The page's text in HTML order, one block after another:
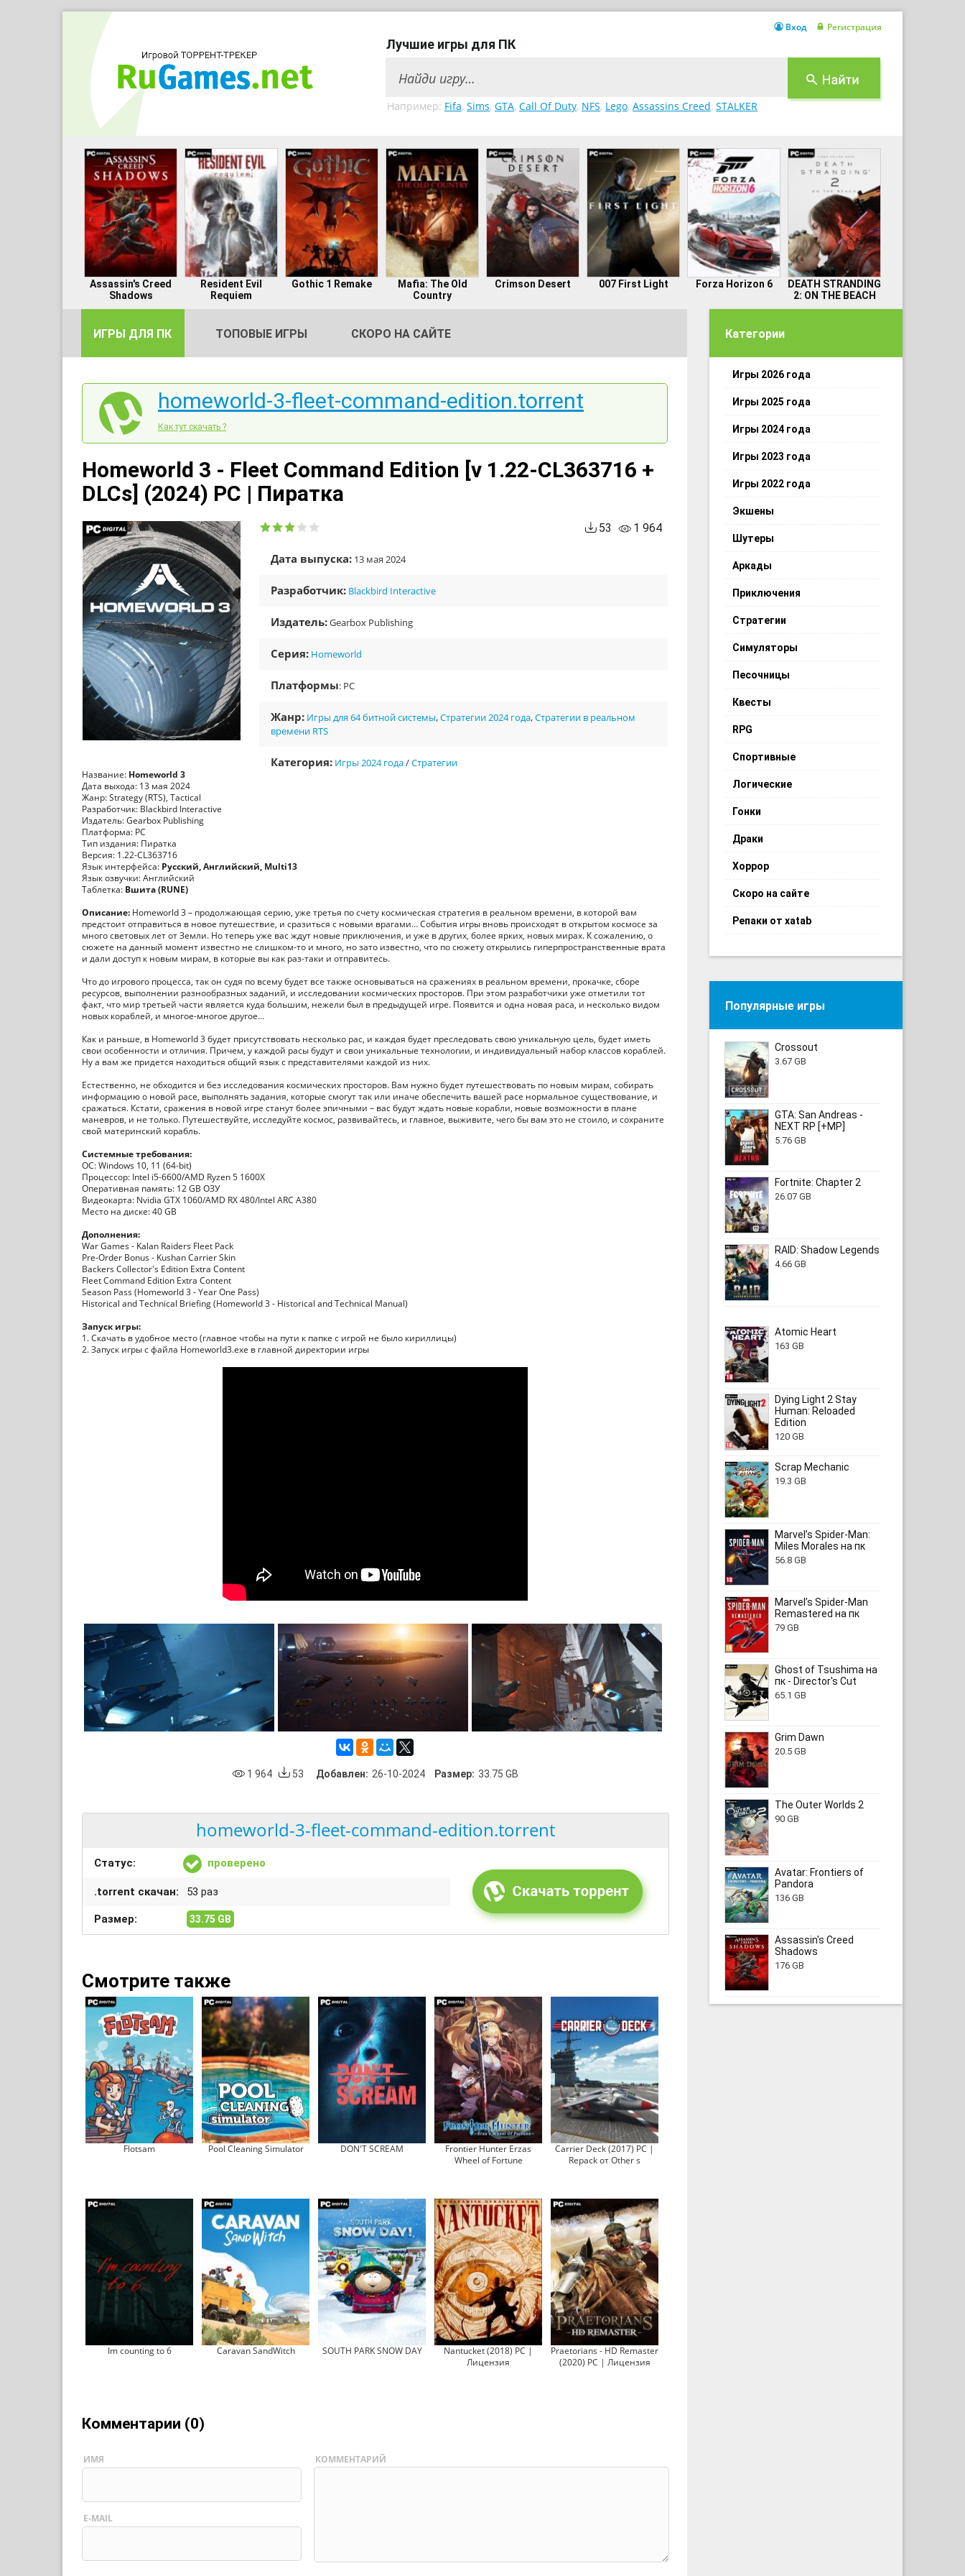
Лучшие игры для ПК
Например: Fifa, Sims, GTA, Call Of Duty, NFS, Lego, Assassins Creed, STALKER
Вход Регистрация
Assassin's Creed
Shadows
Resident Evil
Requiem
Gothic 1 Remake
Mafia: The Old
Country
Crimson Desert 007 First Light Forza Horizon 6
DEATH STRANDING
2: ON THE BEACH
ИГРЫ ДЛЯ ПК ТОПОВЫЕ ИГРЫ СКОРО НА САЙТЕ
homeworld-3-fleet-command-edition.torrent
Как тут скачать ?
Homeworld 3 - Fleet Command Edition [v 1.22-CL363716 +
DLCs] (2024) PC | Пиратка
1 964
53
Дата выпуска: 13 мая 2024
Разработчик: Blackbird Interactive
Издатель:Gearbox Publishing
Серия: Homeworld
Платформы: PC
Жанр: Игры для 64 битной системы,Стратегии 2024 года,Стратегии в реальном
времени RTS
Категория: Игры 2024 года/Стратегии
Название: Homeworld 3
Дата выхода: 13 мая 2024
Жанр: Strategy (RTS), Tactical
Разработчик: Blackbird Interactive
Издатель: Gearbox Publishing
Платформа: PC
Тип издания: Пиратка
Версия: 1.22-CL363716
Язык интерфейса: Русский, Английский, Multi13
Язык озвучки: Английский
Таблетка: Вшита (RUNE)
Описание: Homeworld 3 – продолжающая серию, уже третья по счету космическая стратегия в реальном времени, в которой вам
предстоит отправиться в новое путешествие, и сразиться с новыми врагами… События игры вновь происходят в открытом космосе за
много световых лет от Земли. Но теперь уже вас ждут новые приключения, и уже в других, более ярких, новых мирах. К сожалению, о
сюжете на данный момент известно не слишком-то и много, но зато известно, что по сюжету открылись гиперпространственные врата
и дали доступ к новым мирам, в которые вы как раз-таки и отправитесь.
Что до игрового процесса, так он судя по всему будет все также основываться на сражениях в реальном времени, прокачке, сборе
ресурсов, выполнении разнообразных заданий, и исследовании космических просторов. При этом разработчики уже отметили тот
факт, что мир третьей части является куда большим, нежели был в предыдущей игре. Появится и одна новая раса, и несколько видом
новых кораблей, и многое-многое другое…
Как и раньше, в Homeworld 3 будет присутствовать несколько рас, и каждая будет преследовать свою уникальную цель, будет иметь
свои особенности и отличия. Причем, у каждой расы будут и свои уникальные технологии, и индивидуальный набор классов кораблей.
Ну а вам же придется находиться общий язык с представителями каждой из них.
Естественно, не обходится и без исследования космических просторов. Вам нужно будет путешествовать по новым мирам, собирать
информацию о новой расе, выполнять задания, которые смогут так или иначе обеспечить вашей расе нормальное существование, и
сражаться. Кстати, сражения в новой игре станут более эпичными – вас будут ждать новые корабли, новые возможности в плане
маневров, и не только. Путешествуйте, исследуйте космос, развивайтесь, и главное, выживите, чего бы вам это не стоило, и сохраните
свой материнский корабль.
Системные требования:
ОС: Windows 10, 11 (64-bit)
Процессор: Intel i5-6600/AMD Ryzen 5 1600X
Оперативная память: 12 GB ОЗУ
Видеокарта: Nvidia GTX 1060/AMD RX 480/Intel ARC A380
Место на диске: 40 GB
Дополнения:
War Games - Kalan Raiders Fleet Pack
Pre-Order Bonus - Kushan Carrier Skin
Backers Collector's Edition Extra Content
Fleet Command Edition Extra Content
Season Pass (Homeworld 3 - Year One Pass)
Historical and Technical Briefing (Homeworld 3 - Historical and Technical Manual)
Запуск игры:
1. Скачать в удобное место (главное чтобы на пути к папке с игрой не было кириллицы)
2. Запуск игры с файла Homeworld3.exe в главной директории игры
1 964 53 Добавлен: 26-10-2024 Размер: 33.75 GB
homeworld-3-fleet-command-edition.torrent
Статус: проверено
.torrent скачан: 53 раз
Размер: 33.75 GB
Смотрите также
Flotsam Pool Cleaning Simulator DON'T SCREAM
Frontier Hunter Erzas
Wheel of Fortune
Carrier Deck (2017) PC |
Repack от Other s
Im counting to 6 Caravan SandWitch SOUTH PARK SNOW DAY
Nantucket (2018) PC |
Лицензия
Praetorians - HD Remaster
(2020) PC | Лицензия
Комментарии (0)
ИМЯ
E-MAIL
КОММЕНТАРИЙ
Категории
Игры 2026 года
Игры 2025 года
Игры 2024 года
Игры 2023 года
Игры 2022 года
Экшены
Шутеры
Аркады
Приключения
Стратегии
Симуляторы
Песочницы
Квесты
RPG
Спортивные
Логические
Гонки
Драки
Хоррор
Скоро на сайте
Репаки от xatab
Популярные игры
Crossout
3.67 GB
GTA: San Andreas -
NEXT RP [+MP]
5.76 GB
Fortnite: Chapter 2
26.07 GB
RAID: Shadow Legends
4.66 GB
Atomic Heart
163 GB
Dying Light 2 Stay
Human: Reloaded
Edition
120 GB
Scrap Mechanic
19.3 GB
Marvel’s Spider-Man:
Miles Morales на пк
56.8 GB
Marvel’s Spider-Man
Remastered на пк
79 GB
Ghost of Tsushima на
пк - Director's Cut
65.1 GB
Grim Dawn
20.5 GB
The Outer Worlds 2
90 GB
Avatar: Frontiers of
Pandora
136 GB
Assassin's Creed
Shadows
176 GB